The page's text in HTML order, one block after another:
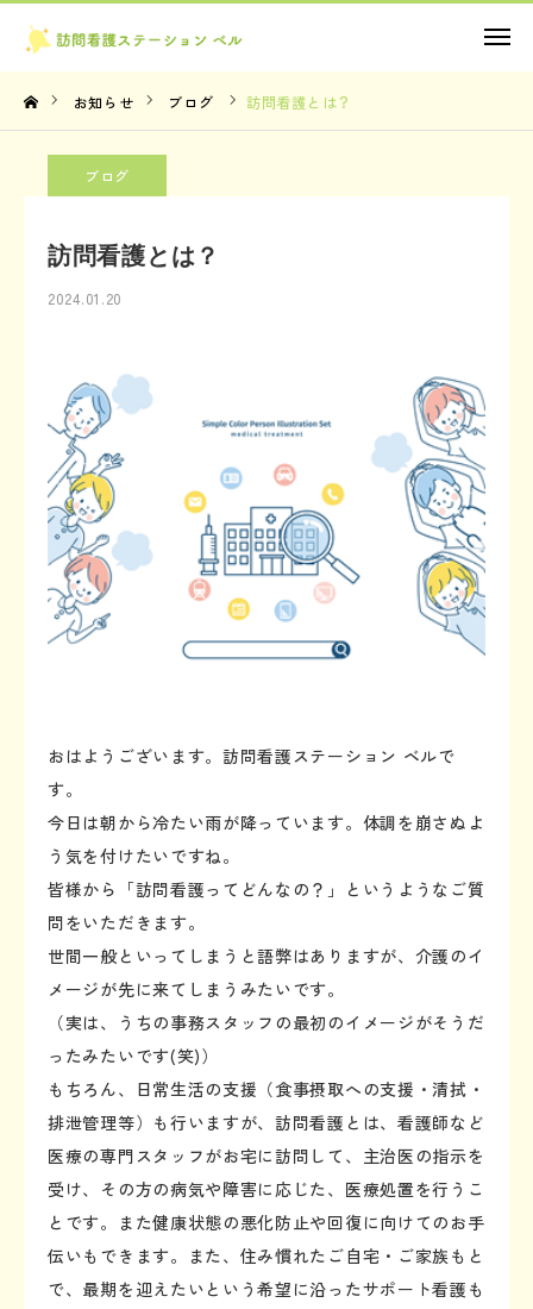
お知らせ ブログ 訪問看護とは？
ブログ
訪問看護とは？
2024.01.20
おはようございます。訪問看護ステーション ベルで
す。
今日は朝から冷たい雨が降っています。体調を崩さぬよ
う気を付けたいですね。
皆様から「訪問看護ってどんなの？」というようなご質
問をいただきます。
世間一般といってしまうと語弊はありますが、介護のイ
メージが先に来てしまうみたいです。
（実は、うちの事務スタッフの最初のイメージがそうだ
ったみたいです(笑)）
もちろん、日常生活の支援（食事摂取への支援・清拭・
排泄管理等）も行いますが、訪問看護とは、看護師など
医療の専門スタッフがお宅に訪問して、主治医の指示を
受け、その方の病気や障害に応じた、医療処置を行うこ
とです。また健康状態の悪化防止や回復に向けてのお手
伝いもできます。また、住み慣れたご自宅・ご家族もと
で、最期を迎えたいという希望に沿ったサポート看護も
お問い合わせ
TOP
お知らせ
お問い合わせ